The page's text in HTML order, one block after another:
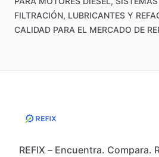
FILTRACIÓN, LUBRICANTES Y
CALIDAD PARA EL MERCADO DE
REFIX – Encuentra. Compara.